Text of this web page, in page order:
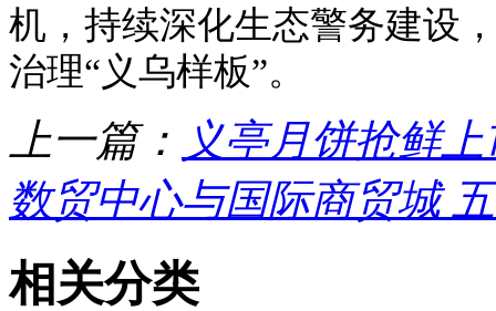
机，持续深化生态警务建设
治理“义乌样板”。
上一篇： 义亭月饼抢鲜
数贸中心与国际商贸城
相关分类